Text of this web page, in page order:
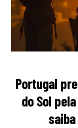
Portugal
do Sol